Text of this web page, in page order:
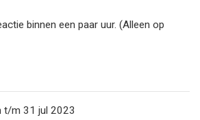
binnen een paar uur. (Alleen op
t/m 31 jul 2023